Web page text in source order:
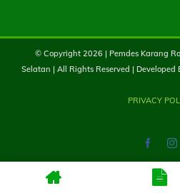
© Copyright 2026 | Pemdes Karang
Selatan | All Rights Reserved | Developed
PRIVACY